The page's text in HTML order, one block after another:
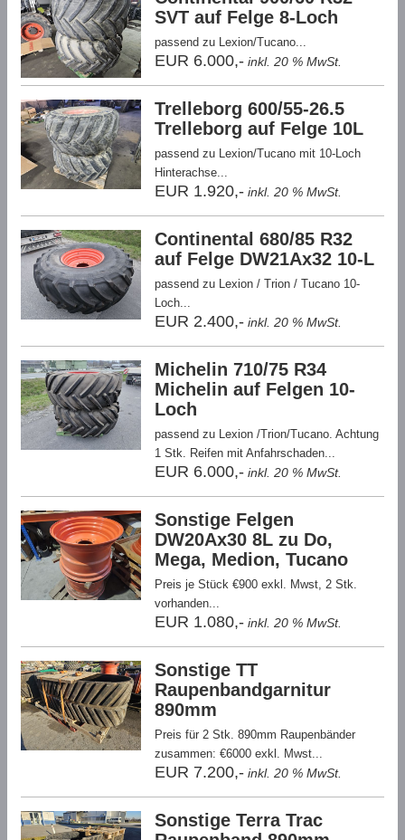
SVT auf Felge 8-Loch
passend zu Lexion/Tucano...
EUR 6.000,- inkl. 20 % MwSt.
Trelleborg 600/55-26.5
Trelleborg auf Felge 10L
passend zu Lexion/Tucano mit 10-Loch
Hinterachse...
EUR 1.920,- inkl. 20 % MwSt.
Continental 680/85 R32
auf Felge DW21Ax32 10-L
passend zu Lexion / Trion / Tucano 10-
Loch...
EUR 2.400,- inkl. 20 % MwSt.
Michelin 710/75 R34
Michelin auf Felgen 10-
Loch
passend zu Lexion /Trion/Tucano. Achtung
1 Stk. Reifen mit Anfahrschaden...
EUR 6.000,- inkl. 20 % MwSt.
Sonstige Felgen
DW20Ax30 8L zu Do,
Mega, Medion, Tucano
Preis je Stück €900 exkl. Mwst, 2 Stk.
vorhanden...
EUR 1.080,- inkl. 20 % MwSt.
Sonstige TT
Raupenbandgarnitur
890mm
Preis für 2 Stk. 890mm Raupenbänder
zusammen: €6000 exkl. Mwst...
EUR 7.200,- inkl. 20 % MwSt.
Sonstige Terra Trac